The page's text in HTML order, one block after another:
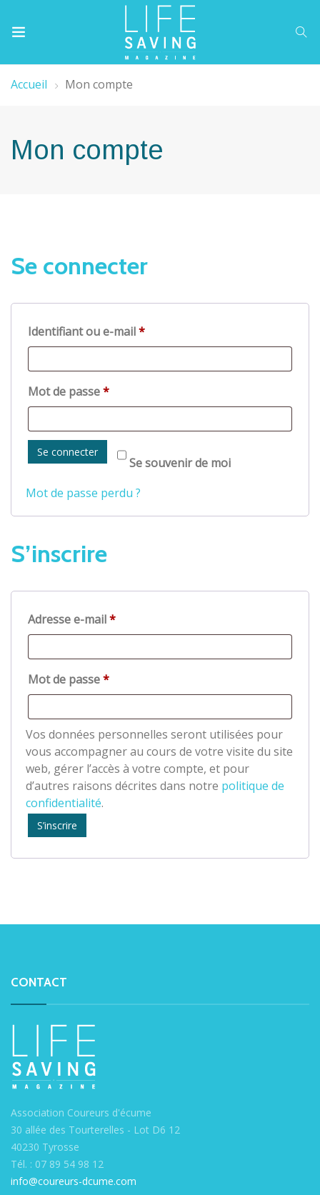
Accueil Mon compte
Mon compte
Se connecter
Identifiant ou e-mail*Obligatoire
Mot de passe*Obligatoire
Se souvenir de moi
Se connecter
Mot de passe perdu ?
S’inscrire
Adresse e-mail*Obligatoire
Mot de passe*Obligatoire
Vos données personnelles seront utilisées pour
vous accompagner au cours de votre visite du site
web, gérer l’accès à votre compte, et pour
d’autres raisons décrites dans notre politique de
confidentialité.
S’inscrire
CONTACT
Association Coureurs d'écume
30 allée des Tourterelles - Lot D6 12
40230 Tyrosse
Tél. : 07 89 54 98 12
info@coureurs-dcume.com